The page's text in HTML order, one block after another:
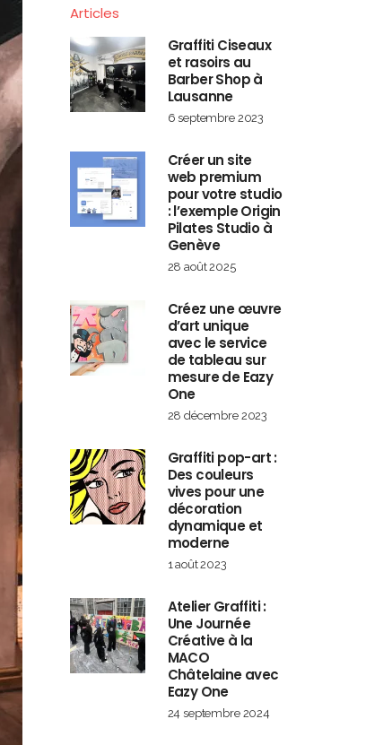
Articles
Graffiti Ciseaux
et rasoirs au
Barber Shop à
Lausanne
6 septembre 2023
Créer un site
web premium
pour votre studio
: l’exemple Origin
Pilates Studio à
Genève
28 août 2025
Créez une œuvre
d’art unique
avec le service
de tableau sur
mesure de Eazy
One
28 décembre 2023
Graffiti pop-art :
Des couleurs
vives pour une
décoration
dynamique et
moderne
1 août 2023
Atelier Graffiti :
Une Journée
Créative à la
MACO
Châtelaine avec
Eazy One
24 septembre 2024